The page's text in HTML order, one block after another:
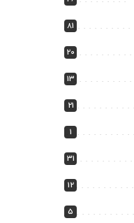
81
20
13
21
1
31
12
5